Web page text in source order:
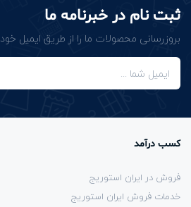
ثبت نام در خبرنامه ما
بروزرسانی محصولات ما را از طریق ایمیل خود
کسب درآمد
فروش در ایران استوریج
خدمات فروش ایران استوریج